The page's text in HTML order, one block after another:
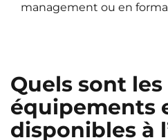
management ou en
Quels sont les
équipements
disponibles à